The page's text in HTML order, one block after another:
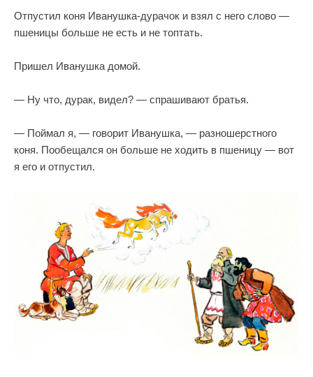
Отпустил коня Иванушка-дурачок и взял с него слово —
пшеницы больше не есть и не топтать.
Пришел Иванушка домой.
— Ну что, дурак, видел? — спрашивают братья.
— Поймал я, — говорит Иванушка, — разношерстного
коня. Пообещался он больше не ходить в пшеницу — вот
я его и отпустил.